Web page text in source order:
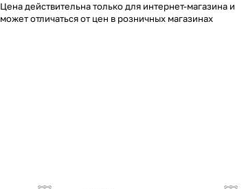
Цена действительна только для интернет-магазина и
может отличаться от цен в розничных магазинах